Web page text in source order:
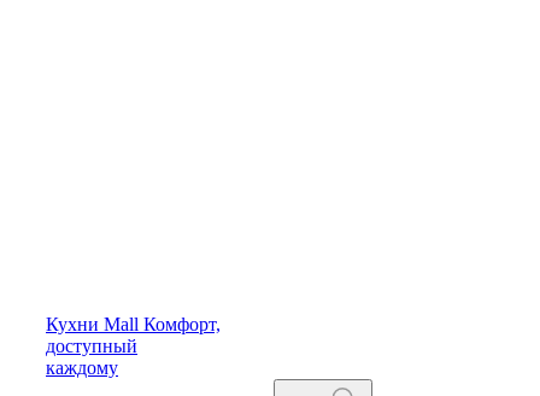
Кухни Mall Комфорт,
доступный
каждому